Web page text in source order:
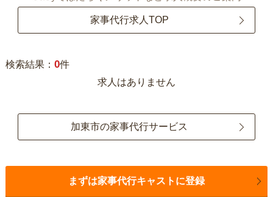
家事代行求人TOP
検索結果： 0件
求人はありません
加東市の家事代行サービス
まずは家事代行キャストに登録